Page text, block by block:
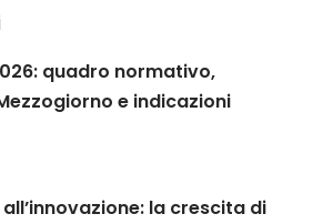
quadro normativo,
e indicazioni
la crescita di